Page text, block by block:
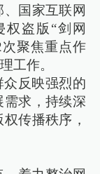
国家互联网
盗版“剑网
聚焦重点作
工作。
反映强烈的
需求，持续深
传播秩序，